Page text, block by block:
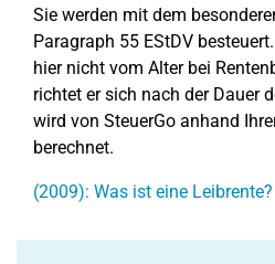
Sie werden mit dem
Paragraph 55 EStDV
hier nicht vom Alter bei
richtet er sich nach der Dauer
wird von SteuerGo anhand
berechnet.
(2009): Was ist eine Leibrente?